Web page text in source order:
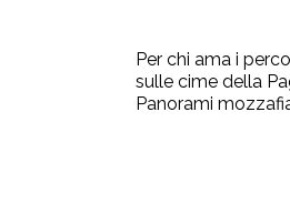
Per chi ama i
sulle cime della
Panorami